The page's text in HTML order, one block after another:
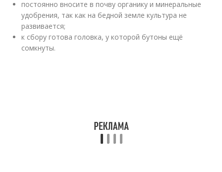
постоянно вносите в почву органику и минеральные
удобрения, так как на бедной земле культура не
развивается;
к сбору готова головка, у которой бутоны ещё
сомкнуты.